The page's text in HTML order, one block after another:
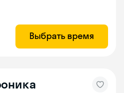
Выбрать время